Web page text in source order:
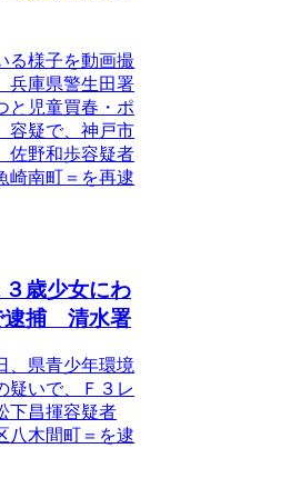
る様子を動画撮
兵庫県警生田署
と児童買春・ポ
容疑で、神戸市
佐野和歩容疑者
崎南町＝を再逮
３歳少女にわ
逮捕 清水署
、県青少年環境
疑いで、Ｆ３レ
下昌揮容疑者
八木間町＝を逮